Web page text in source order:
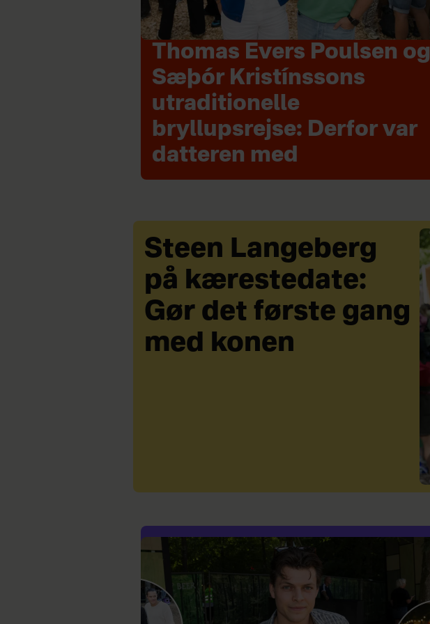
Thomas Evers Poulsen og
Sæþór Kristínssons
utraditionelle
bryllupsrejse: Derfor var
datteren med
Steen Langeberg
på kærestedate:
Gør det første gang
med konen